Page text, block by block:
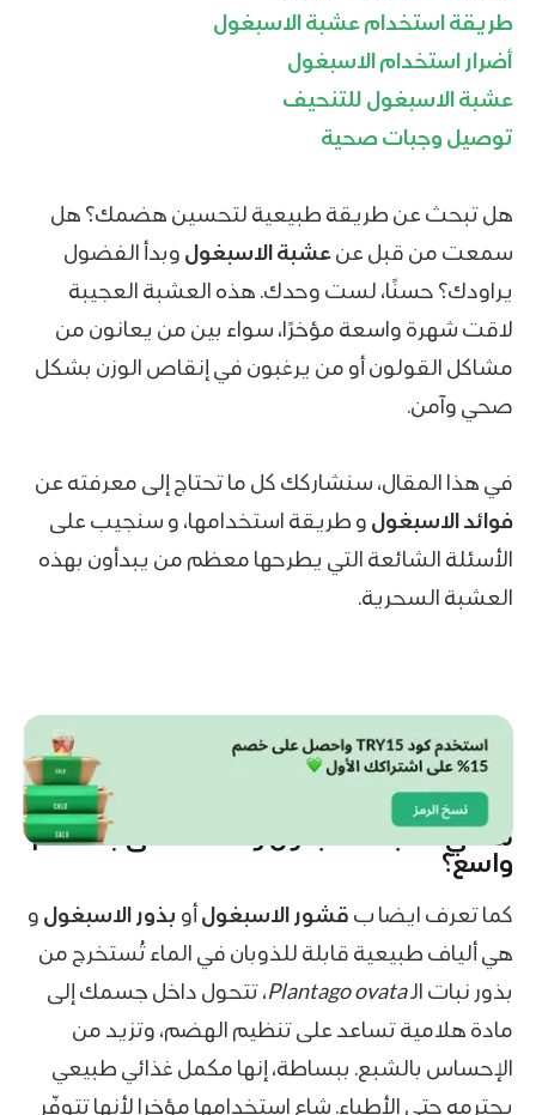
طريقة استخدام عشبة الاسبغول
أضرار استخدام الاسبغول
عشبة الاسبغول للتنحيف
توصيل وجبات صحية
هل تبحث عن طريقة طبيعية لتحسين هضمك؟ هل
سمعت من قبل عنعشبة الاسبغول وبدأ الفضول
يراودك؟ حسنًا، لست وحدك. هذه العشبة العجيبة
لاقت شهرة واسعة مؤخرًا، سواء بين من يعانون من
مشاكل القولون أو من يرغبون في إنقاص الوزن بشكل
صحي وآمن.
في هذا المقال، سنشاركك كل ما تحتاج إلى معرفته عن
فوائد الاسبغول و طريقة استخدامها، و سنجيب على
الأسئلة الشائعة التي يطرحها معظم من يبدأون بهذه
العشبة السحرية.
ما هي عشبة الاسبغول
ولماذا تحظى باهتمام
واسع؟
كما تعرف ايضا ب قشور الاسبغولأو بذور الاسبغول و
هي ألياف طبيعية قابلة للذوبان في الماء تُستخرج من
بذور نبات الـPlantago ovata، تتحول داخل جسمك إلى
مادة هلامية تساعد على تنظيم الهضم، وتزيد من
الإحساس بالشبع. ببساطة، إنها مكمل غذائي طبيعي
يحترمه حتى الأطباء. شاع استخدامها مؤخرا لأنها تتوفّر